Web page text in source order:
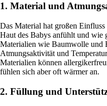
1. Material und
Das Material hat großen
Haut des Babys anfühlt und wie
Materialien wie Baumwolle und
Atmungsaktivität und
Materialien können
fühlen sich aber oft wärmer an.
2. Füllung und